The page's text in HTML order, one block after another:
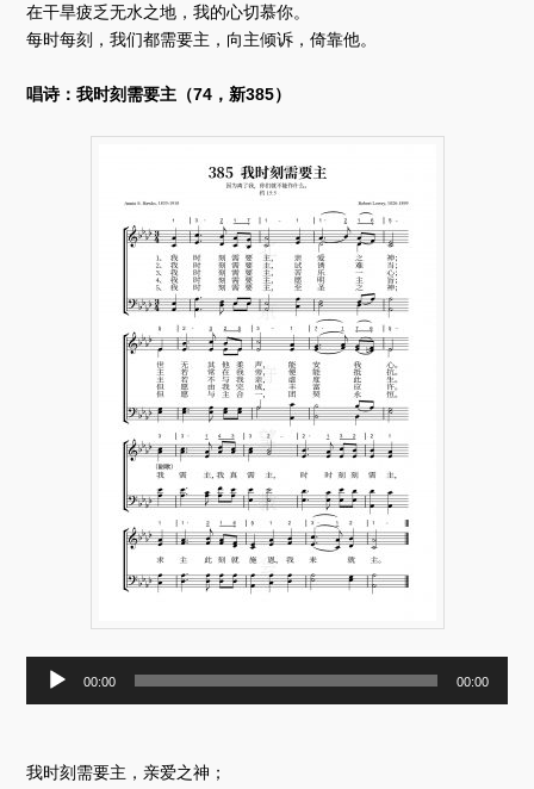
在干旱疲乏无水之地，我的心切慕你。
每时每刻，我们都需要主，向主倾诉，倚靠他。
唱诗：我时刻需要主（74，新385）
器
00:00 00:00
我时刻需要主，亲爱之神；